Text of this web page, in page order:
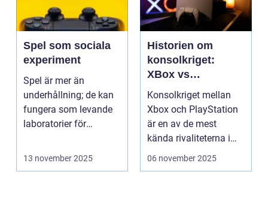
Spel som sociala
experiment
Spel är mer än
underhållning; de kan
fungera som levande
laboratorier för
13 november 2025
Historien om
konsolkriget:
XBox vs
PlayStation
Konsolkriget mellan
Xbox och PlayStation
är en av de mest
kända rivaliteterna i
spelvä...
06 november 2025